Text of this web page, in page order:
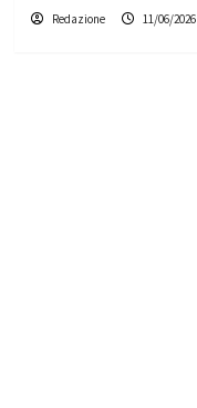
Redazione 11/06/2026